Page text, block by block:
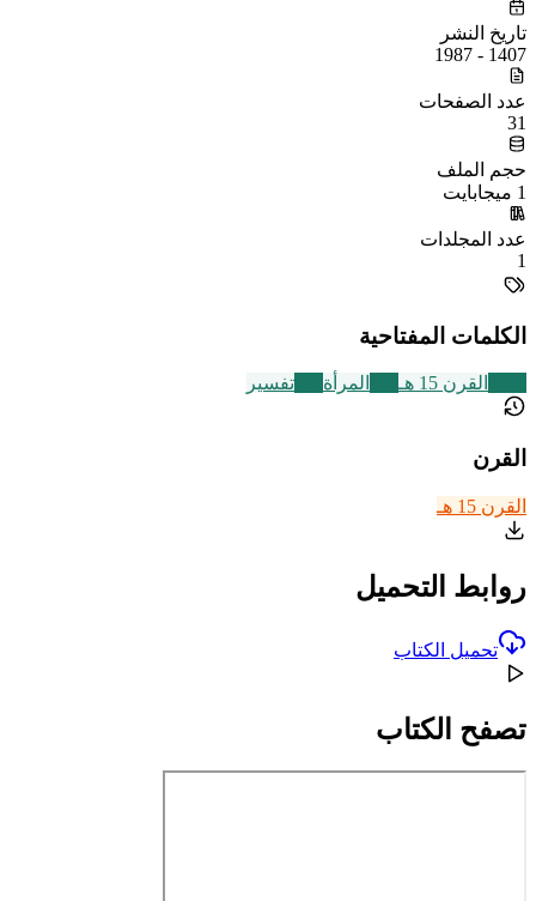
تاريخ النشر
1407 - 1987
عدد الصفحات
31
حجم الملف
1 ميجابايت
عدد المجلدات
1
الكلمات المفتاحية
القرن 15 هـ المرأة تفسير
القرن
القرن 15 هـ
روابط التحميل
تحميل الكتاب
تصفح الكتاب